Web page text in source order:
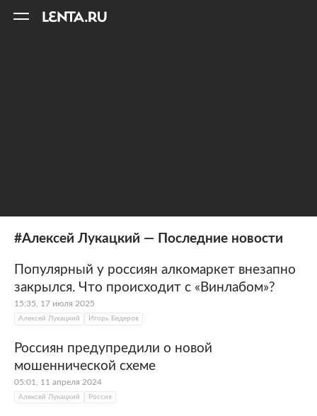
#Алексей Лукацкий — Последние новости
Популярный у россиян алкомаркет внезапно
закрылся. Что происходит с «Винлабом»?
15:35, 17 июля 2025
Алексей Лукацкий Игорь Бедеров
Россиян предупредили о новой
мошеннической схеме
05:01, 11 апреля 2024
Алексей Лукацкий Россия